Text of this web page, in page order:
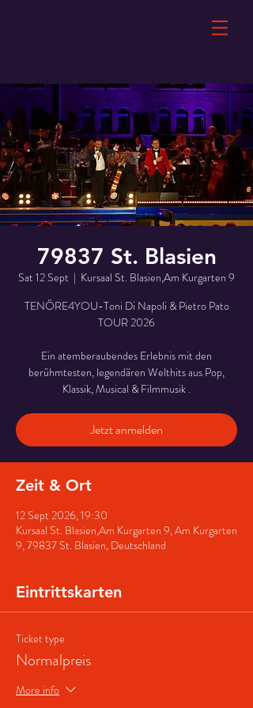
79837 St. Blasien
Sat 12 Sept
  |
Kursaal St. Blasien,Am Kurgarten 9
TENÖRE4YOU-Toni Di Napoli & Pietro Pato
TOUR 2026
Ein atemberaubendes Erlebnis mit den
berühmtesten, legendären Welthits aus Pop,
Klassik, Musical & Filmmusik .
Jetzt anmelden
Zeit & Ort
12 Sept 2026, 19:30
Kursaal St. Blasien,Am Kurgarten 9, Am Kurgarten
9, 79837 St. Blasien, Deutschland
Eintrittskarten
Ticket type
Normalpreis
More info